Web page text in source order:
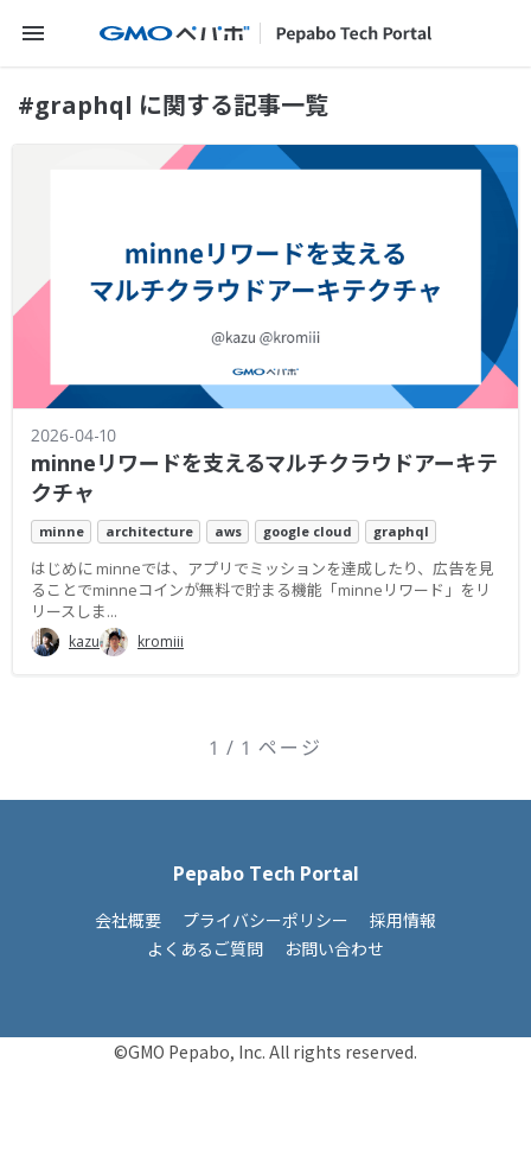
メニューを開く
#graphql に関する記事一覧
2026-04-10
minneリワードを支えるマルチクラウドアーキテ
クチャ
minne architecture aws google cloud graphql
はじめに minneでは、アプリでミッションを達成したり、広告を見
ることでminneコインが無料で貯まる機能「minneリワード」をリ
リースしま...
kazu kromiii
1 / 1 ページ
Pepabo Tech Portal
会社概要 プライバシーポリシー
採用情報
よくあるご質問
お問い合わせ
©GMO Pepabo, Inc. All rights reserved.